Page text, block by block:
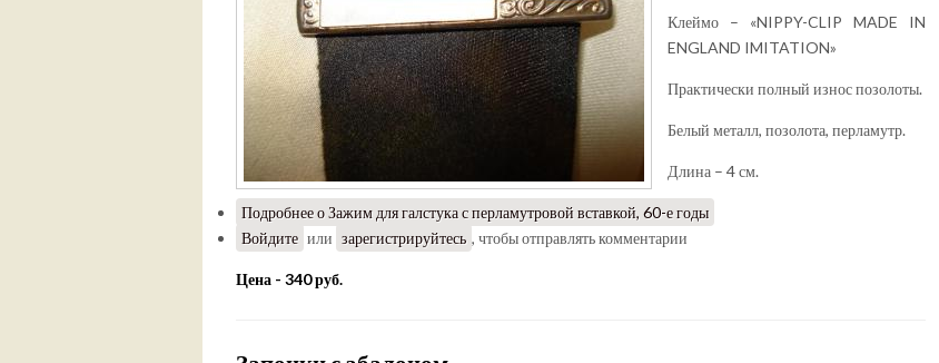
Клеймо – «NIPPY-CLIP MADE IN
ENGLAND IMITATION»
Практически полный износ позолоты.
Белый металл, позолота, перламутр.
Длина – 4 см.
Подробнеео Зажим для галстука с перламутровой вставкой, 60-е годы
Войдите или зарегистрируйтесь , чтобы отправлять комментарии
Цена - 340 руб.